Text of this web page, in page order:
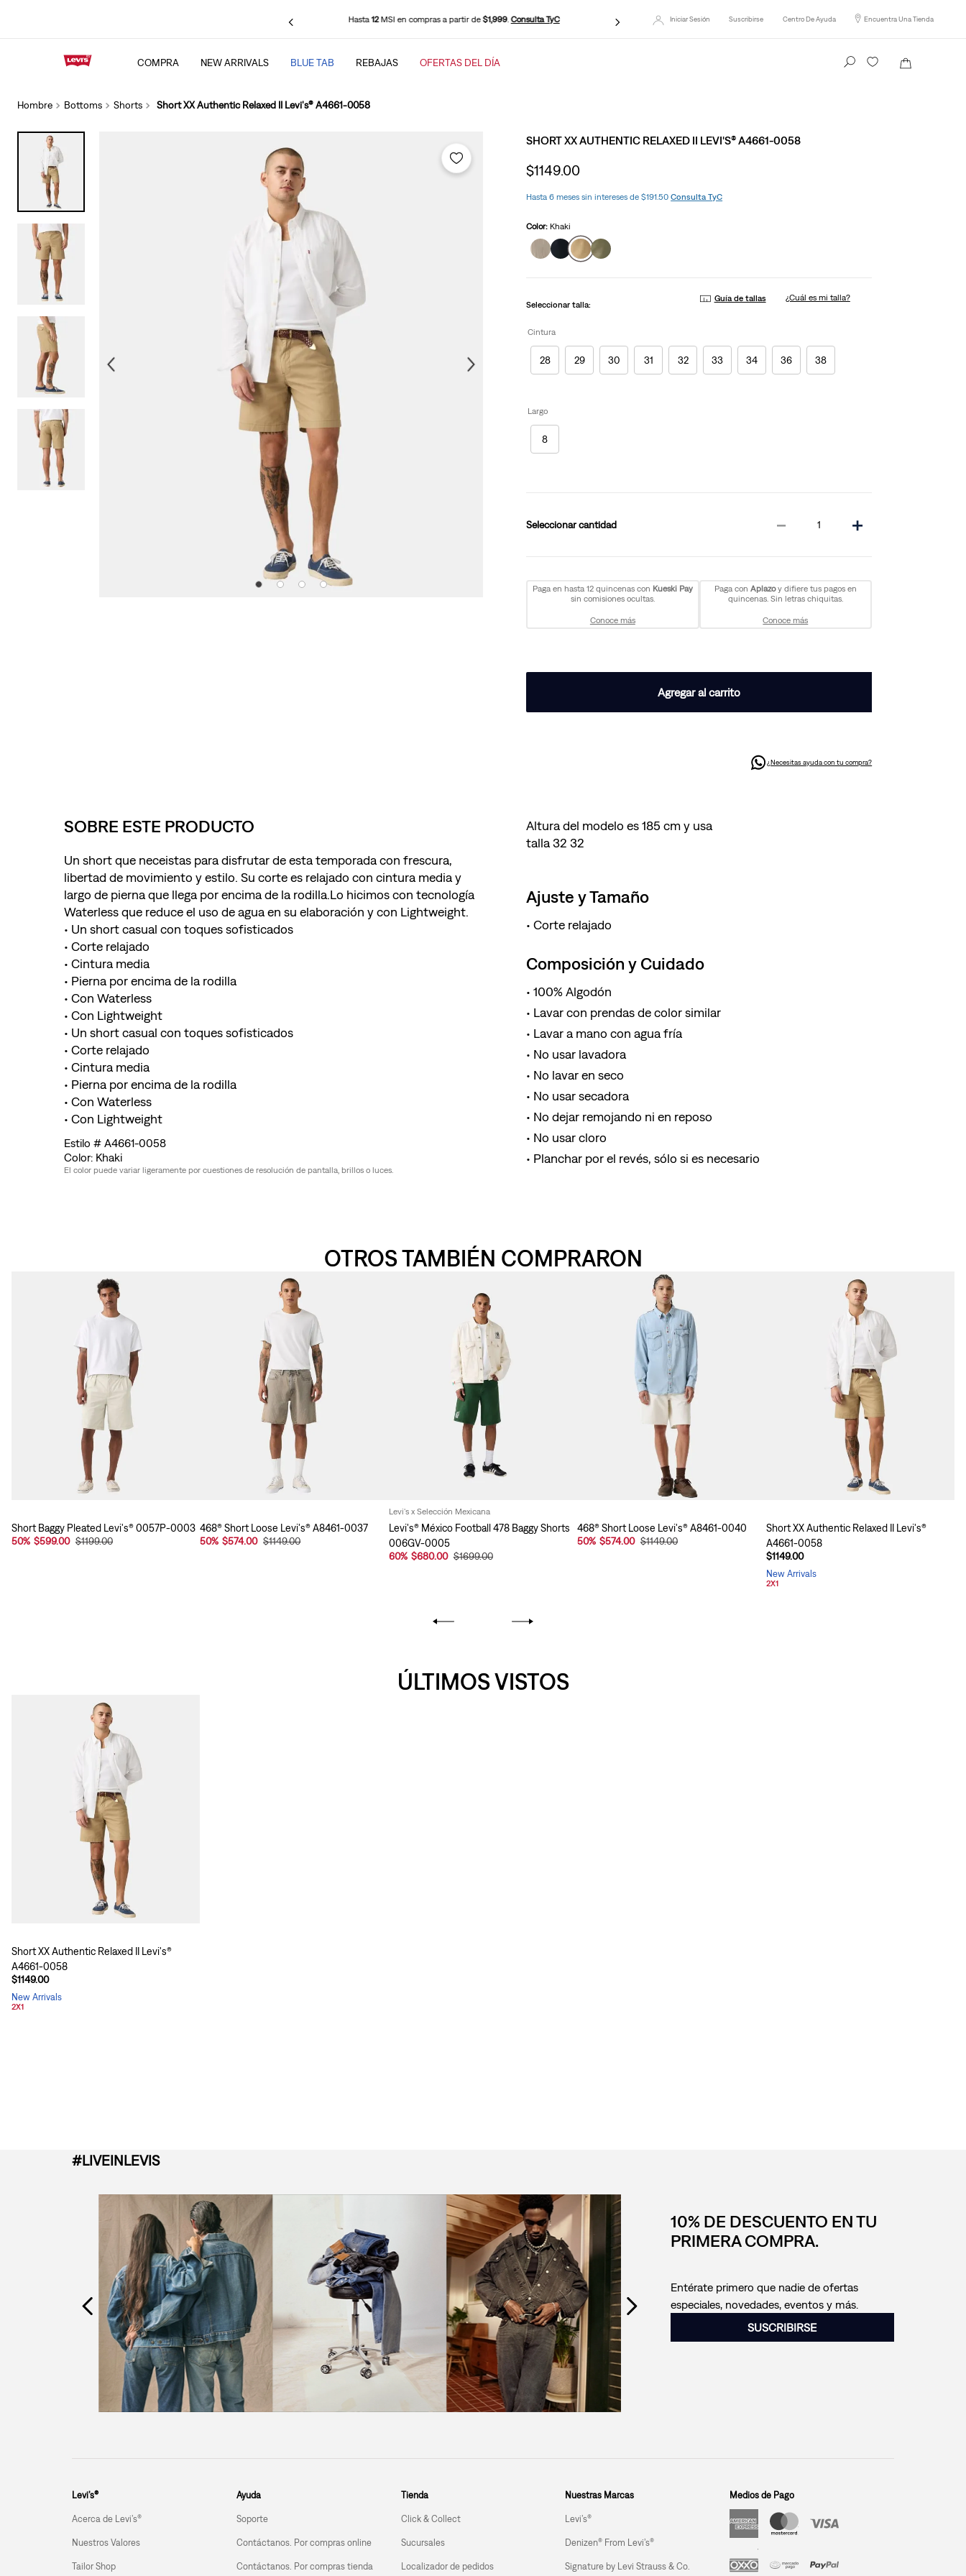
Consulta TyC Envío Gratis en compras desde Consulta TyC Iniciar Sesión Suscribirse Centro De Ayuda Encuentra Una Tienda
COMPRA NEW ARRIVALS BLUE TAB REBAJAS OFERTAS DEL DÍA
Busca tu producto aquí
Hombre Bottoms Shorts Short XX Authentic Relaxed II Levi's® A4661-0058
SHORT XX AUTHENTIC RELAXED II LEVI'S® A4661-0058
$1149.00
Hasta 6 meses sin intereses de $191.50Consulta TyC
Color: Khaki
Seleccionar talla:
Guía de tallas ¿Cuál es mi talla?
Cintura
28 29 30 31 32 33 34 36 38
Largo
8
cantidad ＋
－
Paga en hasta 12 quincenas con Kueski Pay
sin comisiones ocultas.
Conoce más
Paga con Aplazoy difiere tus pagos en
quincenas. Sin letras chiquitas.
Conoce más
Agregar al carrito
¿Necesitas ayuda con tu compra?
SOBRE ESTE PRODUCTO
Un short que neceistas para disfrutar de esta temporada con frescura,
libertad de movimiento y estilo. Su corte es relajado con cintura media y
largo de pierna que llega por encima de la rodilla.Lo hicimos con tecnología
Waterless que reduce el uso de agua en su elaboración y con Lightweight.
• Un short casual con toques sofisticados
• Corte relajado
• Cintura media
• Pierna por encima de la rodilla
• Con Waterless
• Con Lightweight
• Un short casual con toques sofisticados
• Corte relajado
• Cintura media
• Pierna por encima de la rodilla
• Con Waterless
• Con Lightweight
A4661-0058
Khaki
El color puede variar ligeramente por cuestiones de resolución de pantalla, brillos o luces.
Altura del modelo es 185 cm y usa
talla 32 32
Ajuste y Tamaño
Corte relajado
Composición y Cuidado
100% Algodón
Lavar con prendas de color similar
Lavar a mano con agua fría
No usar lavadora
No lavar en seco
No usar secadora
No dejar remojando ni en reposo
No usar cloro
Planchar por el revés, sólo si es necesario
OTROS TAMBIÉN COMPRARON
Short Baggy Pleated Levi's® 0057P-0003
50% $599.00 $1199.00
468® Short Loose Levi's® A8461-0037
50% $574.00 $1149.00
Levi's x Selección Mexicana
Levi's® México Football 478 Baggy Shorts
006GV-0005
60% $680.00 $1699.00
468® Short Loose Levi's® A8461-0040
50% $574.00 $1149.00
Short XX Authentic Relaxed II Levi's®
A4661-0058
$1149.00
New Arrivals
2X1
ÚLTIMOS VISTOS
Short XX Authentic Relaxed II Levi's®
A4661-0058
$1149.00
New Arrivals
2X1
#LIVEINLEVIS
10% DE DESCUENTO EN TU
PRIMERA COMPRA.
Entérate primero que nadie de ofertas
especiales, novedades, eventos y más.
SUSCRIBIRSE
Levi’s®
Acerca de Levi’s®
Nuestros Valores
Tailor Shop
Ayuda
Soporte
Contáctanos. Por compras online
Contáctanos. Por compras tienda
Tienda
Click & Collect
Sucursales
Localizador de pedidos
Nuestras Marcas
Levi’s®
Denizen® From Levi’s®
Signature by Levi Strauss & Co.
Medios de Pago
1. 501 jeans
chamarra
505
jeans levis cinch baggy
ribcage
514